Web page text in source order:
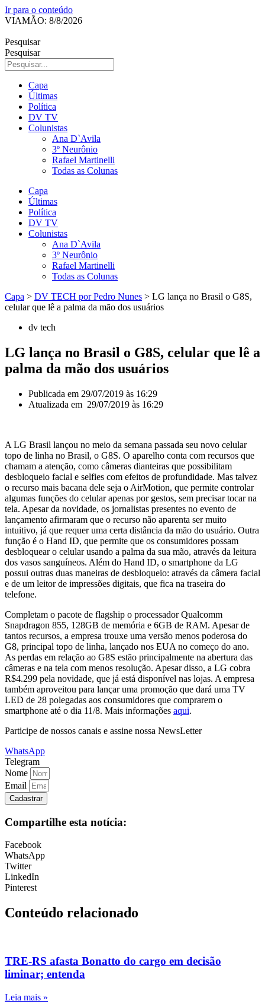
Ir para o conteúdo
VIAMÃO: 8/8/2026
Pesquisar
Pesquisar
Capa
Últimas
Política
DV TV
Colunistas
Ana D`Avila
3º Neurônio
Rafael Martinelli
Todas as Colunas
Capa
Últimas
Política
DV TV
Colunistas
Ana D`Avila
3º Neurônio
Rafael Martinelli
Todas as Colunas
Capa > DV TECH por Pedro Nunes > LG lança no Brasil o G8S,
celular que lê a palma da mão dos usuários
dv tech
LG lança no Brasil o G8S, celular que lê a
palma da mão dos usuários
Publicada em 29/07/2019 às 16:29
Atualizada em 29/07/2019 às 16:29
A LG Brasil lançou no meio da semana passada seu novo celular
topo de linha no Brasil, o G8S. O aparelho conta com recursos que
chamam a atenção, como câmeras dianteiras que possibilitam
desbloqueio facial e selfies com efeitos de profundidade. Mas talvez
o recurso mais bacana dele seja o AirMotion, que permite controlar
algumas funções do celular apenas por gestos, sem precisar tocar na
tela. Apesar da novidade, os jornalistas presentes no evento de
lançamento afirmaram que o recurso não aparenta ser muito
intuitivo, já que requer uma certa distância da mão do usuário. Outra
função é o Hand ID, que permite que os consumidores possam
desbloquear o celular usando a palma da sua mão, através da leitura
dos vasos sanguíneos. Além do Hand ID, o smartphone da LG
possui outras duas maneiras de desbloqueio: através da câmera facial
e de um leitor de impressões digitais, que fica na traseira do
telefone.
Completam o pacote de flagship o processador Qualcomm
Snapdragon 855, 128GB de memória e 6GB de RAM. Apesar de
tantos recursos, a empresa trouxe uma versão menos poderosa do
G8, principal topo de linha, lançado nos EUA no começo do ano.
As perdas em relação ao G8S estão principalmente na abertura das
câmeras e na tela com menos resolução. Apesar disso, a LG cobra
R$4.299 pela novidade, que já está disponível nas lojas. A empresa
também aproveitou para lançar uma promoção que dará uma TV
LED de 28 polegadas aos consumidores que comprarem o
smartphone até o dia 11/8. Mais informações aqui.
Participe de nossos canais e assine nossa NewsLetter
WhatsApp
Telegram
Nome
Email
Cadastrar
Compartilhe esta notícia:
Facebook
WhatsApp
Twitter
LinkedIn
Pinterest
Conteúdo relacionado
TRE-RS afasta Bonatto do cargo em decisão
liminar; entenda
Leia mais »